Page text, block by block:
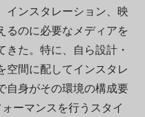
インスタレーション、映
るのに必要なメディアを
た。特に、自ら設計・
空間に配してインスタレ
自身がその環境の構成要
ーマンスを行うスタイ